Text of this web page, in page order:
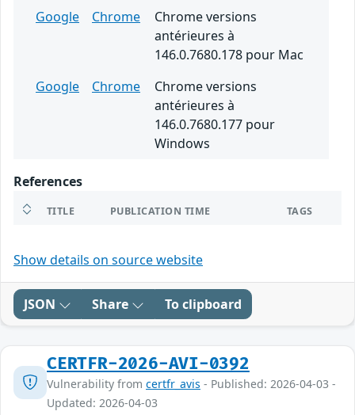
Google
Chrome
Chrome versions
antérieures à
146.0.7680.178 pour Mac
Google
Chrome
Chrome versions
antérieures à
146.0.7680.177 pour
Windows
References
TITLE PUBLICATION TIME TAGS
Show details on source website
JSON Share To clipboard
CERTFR-2026-AVI-0392
Vulnerability from certfr_avis - Published: 2026-04-03 -
Updated: 2026-04-03